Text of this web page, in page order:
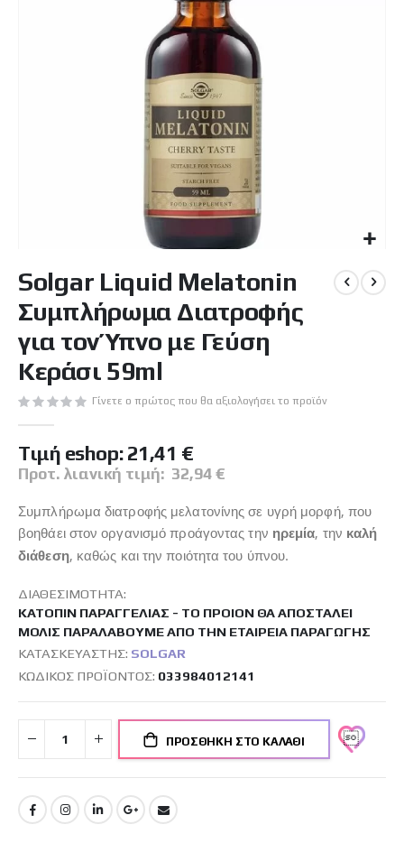
στην
της
εικόνων
Solgar Liquid Melatonin
Συμπλήρωμα Διατροφής
για τον Ύπνο με Γεύση
Κεράσι 59ml
Γίνετε ο πρώτος που θα αξιολογήσει το προϊόν
Tιμή eshop:21,41 €
Προτ. λιανική τιμή: 32,94 €
Συμπλήρωμα διατροφής μελατονίνης σε υγρή μορφή, που
βοηθάει στον οργανισμό προάγοντας την ηρεμία, την καλή
διάθεση, καθώς και την ποιότητα του ύπνου.
ΔΙΑΘΕΣΙΜΌΤΗΤΑ:
ΚΑΤΌΠΙΝ ΠΑΡΑΓΓΕΛΊΑΣ - ΤΟ ΠΡΟΙΌΝ ΘΑ ΑΠΟΣΤΑΛΕΊ
ΜΌΛΙΣ ΠΑΡΑΛΆΒΟΥΜΕ ΑΠΌ ΤΗΝ ΕΤΑΙΡΕΊΑ ΠΑΡΑΓΩΓΉΣ
ΚΑΤΑΣΚΕΥΑΣΤΉΣ: SOLGAR
ΚΩΔΙΚΌΣ ΠΡΟΪΌΝΤΟΣ 033984012141
ΠΡΟΣΘΉΚΗ ΣΤΟ ΚΑΛΆΘΙ